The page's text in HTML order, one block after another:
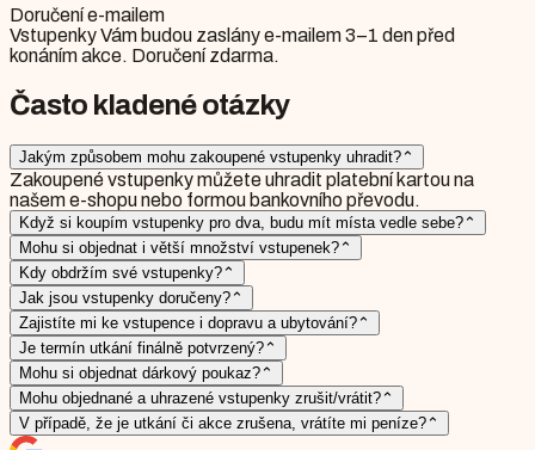
Doručení e-mailem
Vstupenky Vám budou zaslány e-mailem 3–1 den před
konáním akce. Doručení zdarma.
Často kladené otázky
Jakým způsobem mohu zakoupené vstupenky uhradit? ⌃
Zakoupené vstupenky můžete uhradit platební kartou na
našem e-shopu nebo formou bankovního převodu.
Když si koupím vstupenky pro dva, budu mít místa vedle sebe? ⌃
Mohu si objednat i větší množství vstupenek? ⌃
Kdy obdržím své vstupenky? ⌃
Jak jsou vstupenky doručeny? ⌃
Zajistíte mi ke vstupence i dopravu a ubytování? ⌃
Je termín utkání finálně potvrzený? ⌃
Mohu si objednat dárkový poukaz? ⌃
Mohu objednané a uhrazené vstupenky zrušit/vrátit? ⌃
V případě, že je utkání či akce zrušena, vrátíte mi peníze? ⌃